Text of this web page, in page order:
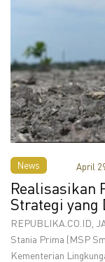
News
Realisasikan
Strategi yang
April
REPUBLIKA.CO.ID,
Stania Prima (MSP
Kementerian